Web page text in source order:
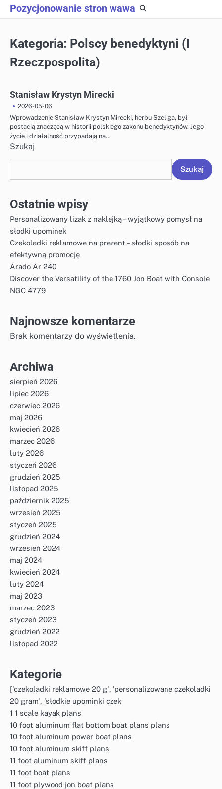
Skip
to
Pozycjonowanie stron wawa
Kategoria: Polscy benedyktyni (I
Rzeczpospolita)
Stanisław Krystyn Mirecki
2026-05-06
Wprowadzenie Stanisław Krystyn Mirecki, herbu Szeliga, był
postacią znaczącą w historii polskiego zakonu benedyktynów. Jego
życie i działalność przypadają na…
Szukaj
Szukaj
Ostatnie wpisy
Personalizowany lizak z naklejką – wyjątkowy pomysł na
słodki upominek
Czekoladki reklamowe na prezent – słodki sposób na
efektywną promocję
Arado Ar 240
Discover the Versatility of the 1760 Jon Boat with Console
NGC 4779
Najnowsze komentarze
Brak komentarzy do wyświetlenia.
Archiwa
sierpień 2026
lipiec 2026
czerwiec 2026
maj 2026
kwiecień 2026
marzec 2026
luty 2026
styczeń 2026
grudzień 2025
listopad 2025
październik 2025
wrzesień 2025
styczeń 2025
grudzień 2024
wrzesień 2024
maj 2024
kwiecień 2024
luty 2024
maj 2023
marzec 2023
styczeń 2023
grudzień 2022
listopad 2022
Kategorie
['czekoladki reklamowe 20 g', 'personalizowane czekoladki
20 gram', 'słodkie upominki czek
1 1 scale kayak plans
10 foot aluminum flat bottom boat plans plans
10 foot aluminum power boat plans
10 foot aluminum skiff plans
11 foot aluminum skiff plans
11 foot boat plans
11 foot plywood jon boat plans